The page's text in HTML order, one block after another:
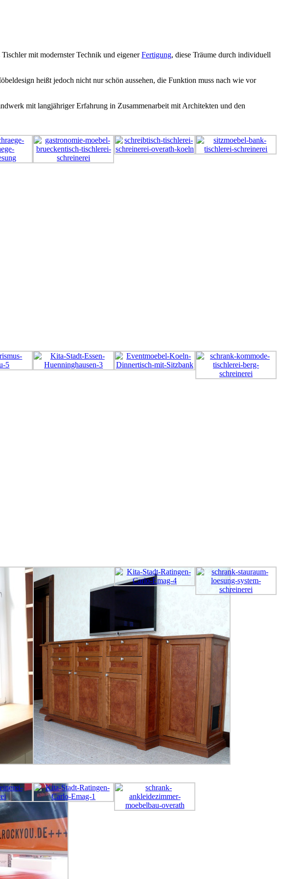
mit modernster Technik und eigenerFertigung, diese Träume durch individuell
heißt jedoch nicht nur schön aussehen, die Funktion muss nach wie vor
mit langjähriger Erfahrung in Zusammenarbeit mit Architekten und den